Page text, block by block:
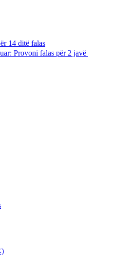
14 ditë falas
Provoni falas për 2 javë
)